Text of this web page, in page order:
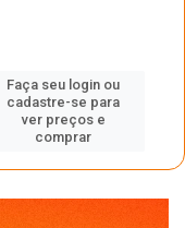
Faça seu login ou
cadastre-se para
ver preços e
comprar